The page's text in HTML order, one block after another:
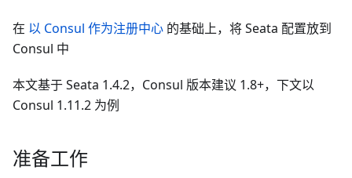
在 以 Consul 作为注册中心 的基础上，将 Seata 配置放到
Consul 中
本文基于 Seata 1.4.2，Consul 版本建议 1.8+，下文以
Consul 1.11.2 为例
准备工作